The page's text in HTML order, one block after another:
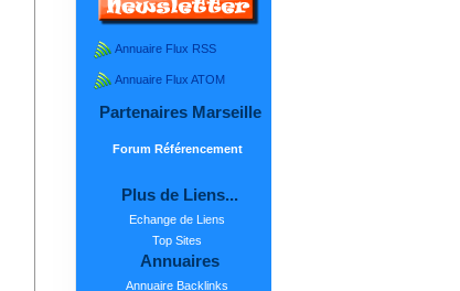
Annuaire Flux RSS
Annuaire Flux ATOM
Partenaires Marseille
Forum Référencement
Plus de Liens...
Echange de Liens
Top Sites
Annuaires
Annuaire Backlinks